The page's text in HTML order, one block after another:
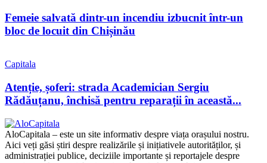
Femeie salvată dintr-un incendiu izbucnit într-un
bloc de locuit din Chișinău
Capitala
Atenție, șoferi: strada Academician Sergiu
Rădăuțanu, închisă pentru reparații în această...
AloCapitala – este un site informativ despre viața orașului nostru.
Aici veți găsi știri despre realizările și inițiativele autorităților, și
administrației publice, deciziile importante și reportajele despre